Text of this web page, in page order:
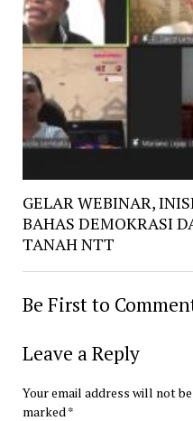
GELAR WEBINAR,
BAHAS DEMOKRASI
TANAH NTT
Be First to
Leave a Reply
Your email address will not
marked*